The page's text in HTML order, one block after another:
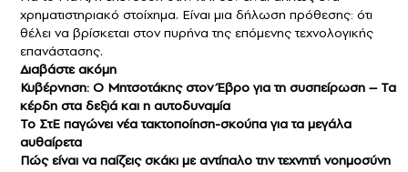
χρηματιστηριακό στοίχημα. Είναι μια δήλωση πρόθεσης: ότι
θέλει να βρίσκεται στον πυρήνα της επόμενης τεχνολογικής
επανάστασης.
Διαβάστε ακόμη
Κυβέρνηση: Ο Μητσοτάκης στον Έβρο για τη συσπείρωση – Τα
κέρδη στα δεξιά και η αυτοδυναμία
Το ΣτΕ παγώνει νέα τακτοποίηση-σκούπα για τα μεγάλα
αυθαίρετα
Πώς είναι να παίζεις σκάκι με αντίπαλο την τεχνητή νοημοσύνη